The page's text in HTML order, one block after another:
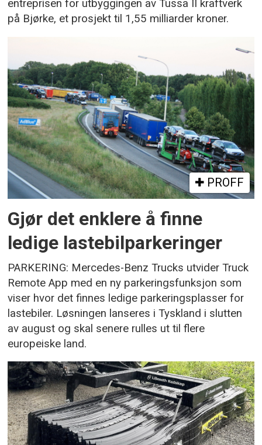
entreprisen for utbyggingen av Tussa II kraftverk
på Bjørke, et prosjekt til 1,55 milliarder kroner.
PROFF
Gjør det enklere å finne
ledige lastebilparkeringer
PARKERING: Mercedes-Benz Trucks utvider Truck
Remote App med en ny parkeringsfunksjon som
viser hvor det finnes ledige parkeringsplasser for
lastebiler. Løsningen lanseres i Tyskland i slutten
av august og skal senere rulles ut til flere
europeiske land.